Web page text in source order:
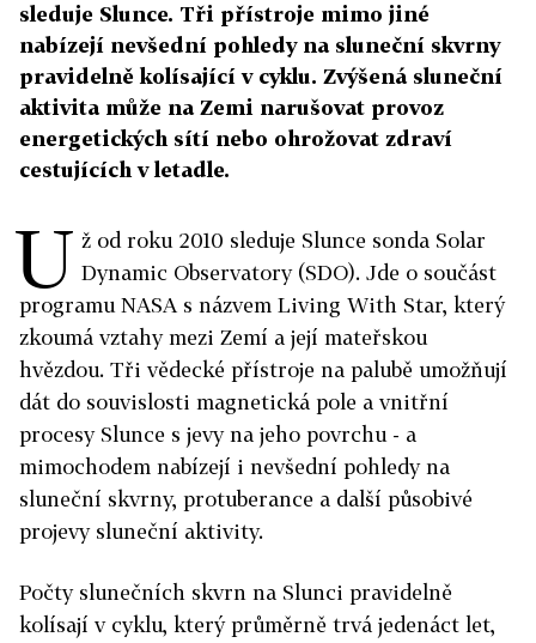
sleduje Slunce. Tři přístroje mimo jiné
nabízejí nevšední pohledy na sluneční skvrny
pravidelně kolísající v cyklu. Zvýšená sluneční
aktivita může na Zemi narušovat provoz
energetických sítí nebo ohrožovat zdraví
cestujících v letadle.
U ž od roku 2010 sleduje Slunce sonda Solar
Dynamic Observatory (SDO). Jde o součást
programu NASA s názvem Living With Star, který
zkoumá vztahy mezi Zemí a její mateřskou
hvězdou. Tři vědecké přístroje na palubě umožňují
dát do souvislosti magnetická pole a vnitřní
procesy Slunce s jevy na jeho povrchu - a
mimochodem nabízejí i nevšední pohledy na
sluneční skvrny, protuberance a další působivé
projevy sluneční aktivity.
Počty slunečních skvrn na Slunci pravidelně
kolísají v cyklu, který průměrně trvá jedenáct let,